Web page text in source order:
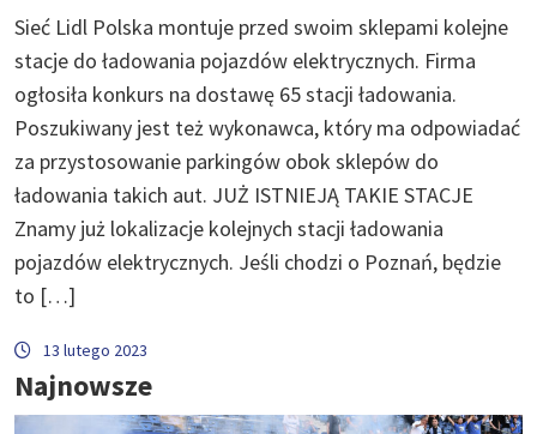
Sieć Lidl Polska montuje przed swoim sklepami kolejne
stacje do ładowania pojazdów elektrycznych. Firma
ogłosiła konkurs na dostawę 65 stacji ładowania.
Poszukiwany jest też wykonawca, który ma odpowiadać
za przystosowanie parkingów obok sklepów do
ładowania takich aut. JUŻ ISTNIEJĄ TAKIE STACJE
Znamy już lokalizacje kolejnych stacji ładowania
pojazdów elektrycznych. Jeśli chodzi o Poznań, będzie
to […]
13 lutego 2023
Najnowsze